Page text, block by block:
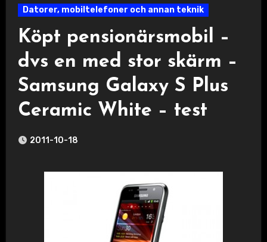
Datorer, mobiltelefoner och annan teknik
Köpt pensionärsmobil –
dvs en med stor skärm –
Samsung Galaxy S Plus
Ceramic White – test
2011-10-18